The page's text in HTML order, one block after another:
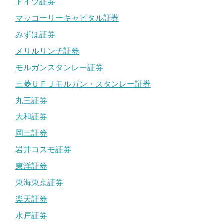
マッコーリーキャピタル証券
みずほ証券
メリルリンチ証券
モルガンスタンレー証券
三菱ＵＦＪモルガン・スタンレー証券
丸三証券
大和証券
岡三証券
岩井コスモ証券
東洋証券
東海東京証券
楽天証券
水戸証券